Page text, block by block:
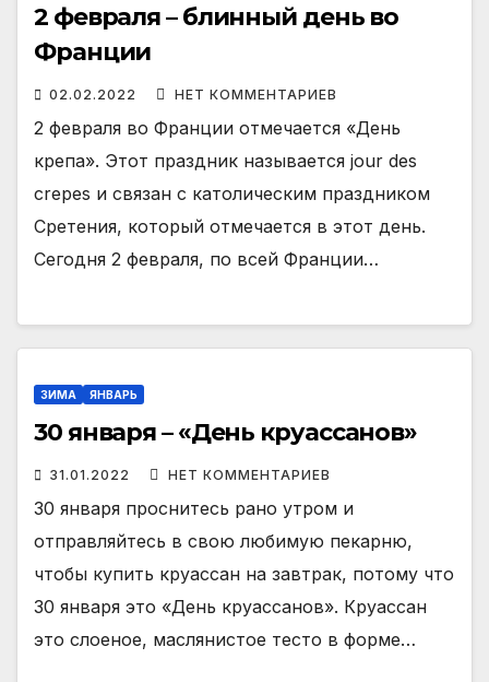
2 февраля – блинный день во
Франции
02.02.2022 НЕТ КОММЕНТАРИЕВ
2 февраля во Франции отмечается «День
крепа». Этот праздник называется jour des
crepes и связан с католическим праздником
Сретения, который отмечается в этот день.
Сегодня 2 февраля, по всей Франции…
ЗИМА ЯНВАРЬ
30 января – «День круассанов»
31.01.2022 НЕТ КОММЕНТАРИЕВ
30 января проснитесь рано утром и
отправляйтесь в свою любимую пекарню,
чтобы купить круассан на завтрак, потому что
30 января это «День круассанов». Круассан
это слоеное, маслянистое тесто в форме…